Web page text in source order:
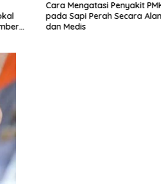
PMK
Alami
Dosis dan Cara
Tanaman Padi pada
Vegetatif Aktif yang Tepat